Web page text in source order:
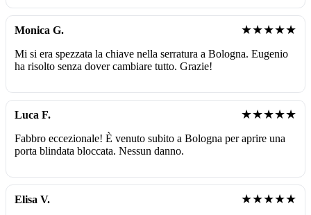
Monica G. ★★★★★
Mi si era spezzata la chiave nella serratura a Bologna. Eugenio
ha risolto senza dover cambiare tutto. Grazie!
Luca F. ★★★★★
Fabbro eccezionale! È venuto subito a Bologna per aprire una
porta blindata bloccata. Nessun danno.
Elisa V. ★★★★★